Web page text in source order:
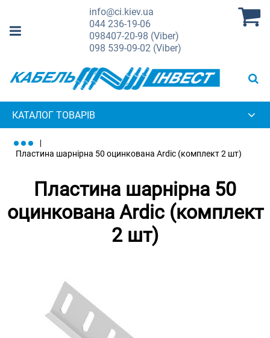
info@ci.kiev.ua
044236-19-06
098407-20-98 (Viber)
098 539-09-02 (Viber)
КАТАЛОГ ТОВАРІВ
Пластина шарнірна 50 оцинкована Ardic (комплект 2 шт)
Пластина шарнірна 50
оцинкована Ardic (комплект
2 шт)